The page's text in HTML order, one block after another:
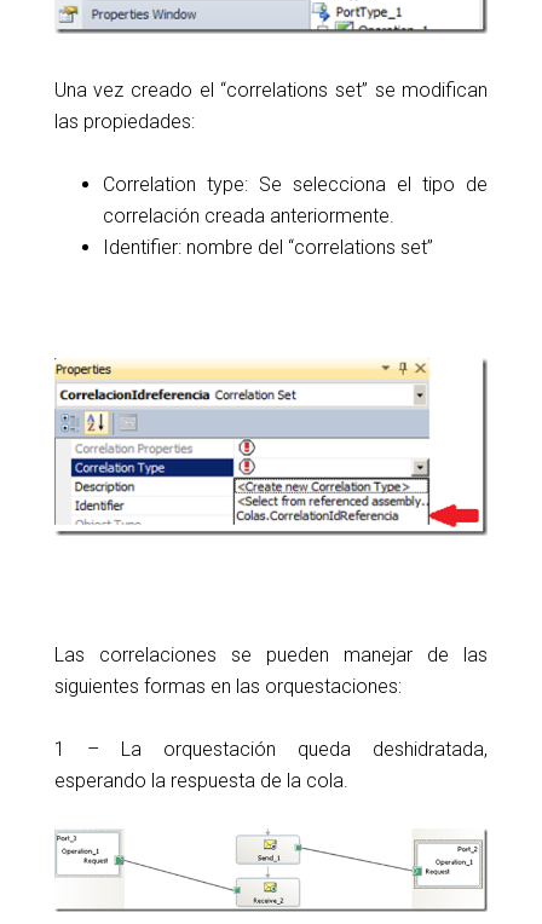
Una vez creado el “correlations set” se modifican
las propiedades:
Correlation type: Se selecciona el tipo de
correlación creada anteriormente.
Identifier: nombre del “correlations set”
Las correlaciones se pueden manejar de las
siguientes formas en las orquestaciones:
1 – La orquestación queda deshidratada,
esperando la respuesta de la cola.